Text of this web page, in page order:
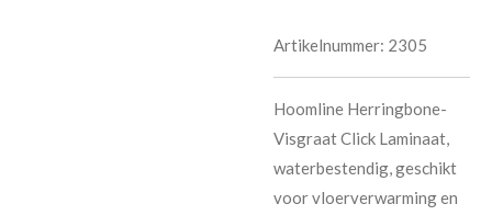
Artikelnummer: 2305
Hoomline Herringbone-
Visgraat Click Laminaat,
waterbestendig, geschikt
voor vloerverwarming en